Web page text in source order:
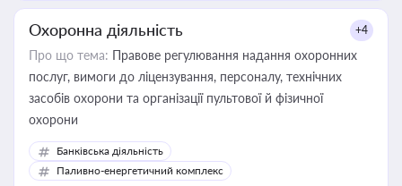
Охоронна діяльність +4
Про що тема: Правове регулювання надання охоронних
послуг, вимоги до ліцензування, персоналу, технічних
засобів охорони та організації пультової й фізичної
охорони
Банківська діяльність
Паливно-енергетичний комплекс